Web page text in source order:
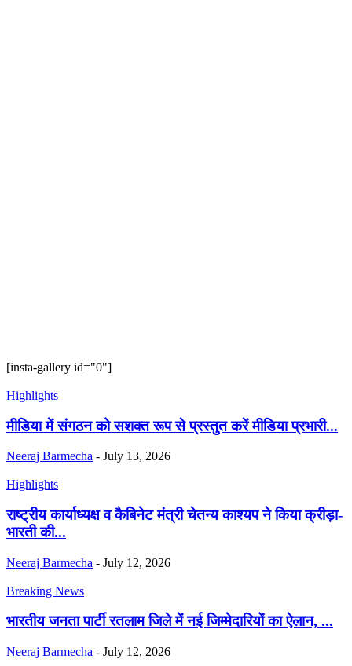
[insta-gallery id="0"]
Highlights
मीडिया में संगठन को सशक्त रूप से प्रस्तुत करें मीडिया प्रभारी...
Neeraj Barmecha - July 13, 2026
Highlights
राष्ट्रीय कार्याध्यक्ष व कैबिनेट मंत्री चेतन्य काश्यप ने किया क्रीड़ा-
भारती की...
Neeraj Barmecha - July 12, 2026
Breaking News
भारतीय जनता पार्टी रतलाम जिले में नई जिम्मेदारियों का ऐलान, ...
Neeraj Barmecha - July 12, 2026